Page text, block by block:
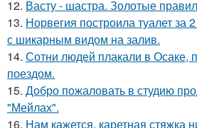
12. Васту - шастра. Золотые
13. Норвегия построила туалет за
с шикарным видом на залив.
14. Сотни людей плакали в Осаке,
поездом.
15. Добро пожаловать в студию
"Мейлах".
16. Нам кажется, каретная стяжка